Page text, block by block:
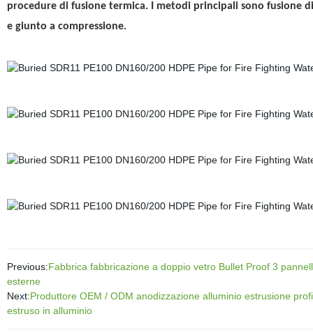
procedure di fusione termica. I metodi principali sono fusione
e giunto a compressione.
Previous:Fabbrica fabbricazione a doppio vetro Bullet Proof 3
esterne
Next:Produttore OEM / ODM anodizzazione alluminio estrusione
estruso in alluminio